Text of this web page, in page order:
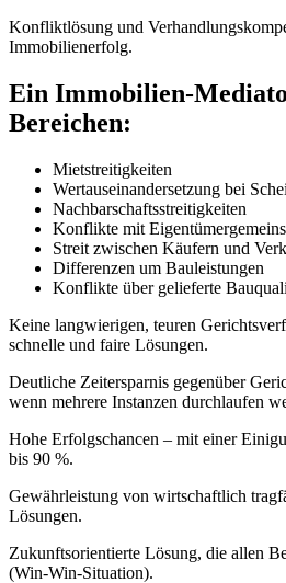
Konfliktlösung und
Immobilienerfolg.
Ein Immobilien-
Bereichen:
Mietstreitigkeiten
Wertauseinandersetzung bei
Nachbarschaftsstreitigkeiten
Konflikte mit
Streit zwischen Käufern und
Differenzen um Bauleistungen
Konflikte über gelieferte
Keine langwierigen, teuren
schnelle und faire Lösungen.
Deutliche Zeitersparnis gegenüber
wenn mehrere Instanzen durchlaufen
Hohe Erfolgschancen – mit einer
bis 90 %.
Gewährleistung von wirtschaftlich
Lösungen.
Zukunftsorientierte Lösung, die allen
(Win-Win-Situation).